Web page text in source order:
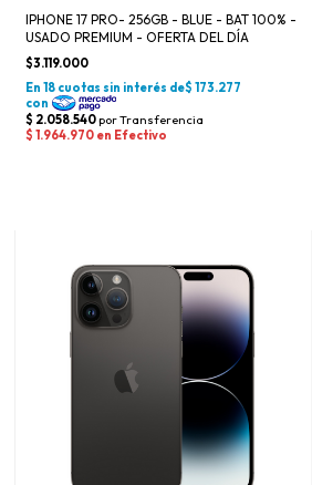
IPHONE 17 PRO- 256GB - BLUE - BAT 100% -
USADO PREMIUM - OFERTA DEL DÍA
$3.119.000